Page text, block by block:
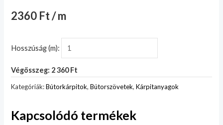
2360 Ft / m
Hosszúság (m):
Végösszeg: 2 360 Ft
Kategóriák:Bútorkárpitok,Bútorszövetek,Kárpitanyagok
Kapcsolódó termékek